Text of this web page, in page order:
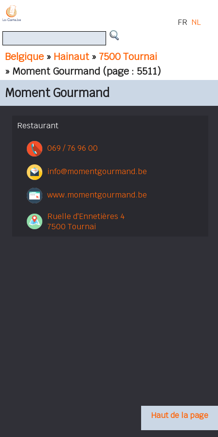
Belgique » Hainaut» 7500 Tournai
» Moment Gourmand (page : 5511)
FR NL
Moment Gourmand
Restaurant
069 / 76 96 00
info@momentgourmand.be
www.momentgourmand.be
Ruelle d'Ennetières 4
7500 Tournai
Haut de la page